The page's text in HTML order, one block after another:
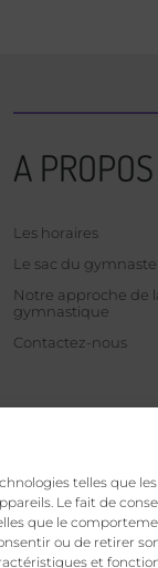
telles que les
Le fait de
que le
ou de retirer
et
A PROPOS
Les horaires
Le sac du gymnaste
Notre approche de
gymnastique
Contactez-nous
– Section